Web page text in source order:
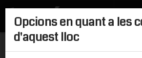
Inici / Publicacions
Opcions en quant a les
d'aquest lloc